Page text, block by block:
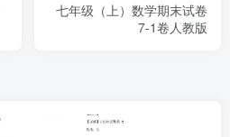
七年级（上）数学期末试卷
7-1卷人教版